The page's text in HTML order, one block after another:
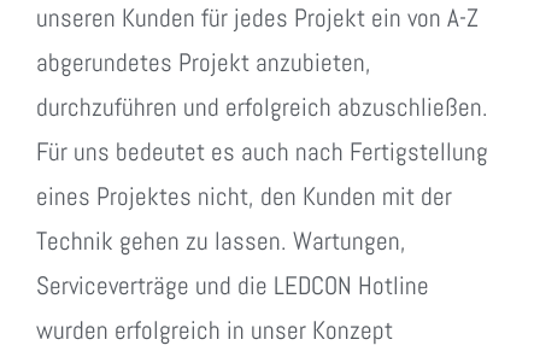
unseren Kunden für jedes Projekt ein von A-Z
abgerundetes Projekt anzubieten,
durchzuführen und erfolgreich abzuschließen.
Für uns bedeutet es auch nach Fertigstellung
eines Projektes nicht, den Kunden mit der
Technik gehen zu lassen. Wartungen,
Serviceverträge und die LEDCON Hotline
wurden erfolgreich in unser Konzept